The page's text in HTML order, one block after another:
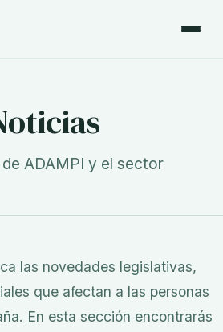
ADAMPI y el sector
las novedades legislativas,
que afectan a las personas
En esta sección encontrarás